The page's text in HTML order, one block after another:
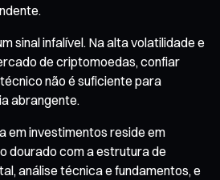
sinal infalível. Na alta volatilidade e
de criptomoedas, confiar
não é suficiente para
abrangente.
em investimentos reside em
dourado com a estrutura de
análise técnica e fundamentos, e